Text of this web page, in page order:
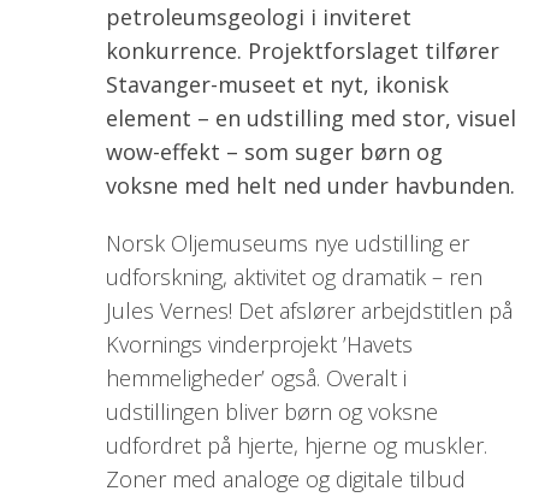
petroleumsgeologi i inviteret
konkurrence. Projektforslaget tilfører
Stavanger-museet et nyt, ikonisk
element – en udstilling med stor, visuel
wow-effekt – som suger børn og
voksne med helt ned under havbunden.
Norsk Oljemuseums nye udstilling er
udforskning, aktivitet og dramatik – ren
Jules Vernes! Det afslører arbejdstitlen på
Kvornings vinderprojekt ’Havets
hemmeligheder’ også. Overalt i
udstillingen bliver børn og voksne
udfordret på hjerte, hjerne og muskler.
Zoner med analoge og digitale tilbud